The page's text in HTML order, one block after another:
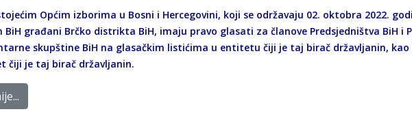
Općim izborima u Bosni i Hercegovini, koji se održavaju 02. oktobra 2022.
BiH građani Brčko distrikta BiH, imaju pravo glasati za članove Predsjedništva BiH i
skupštine BiH na glasačkim listićima u entitetu čiji je taj birač državljanin,
čiji je taj birač državljanin.